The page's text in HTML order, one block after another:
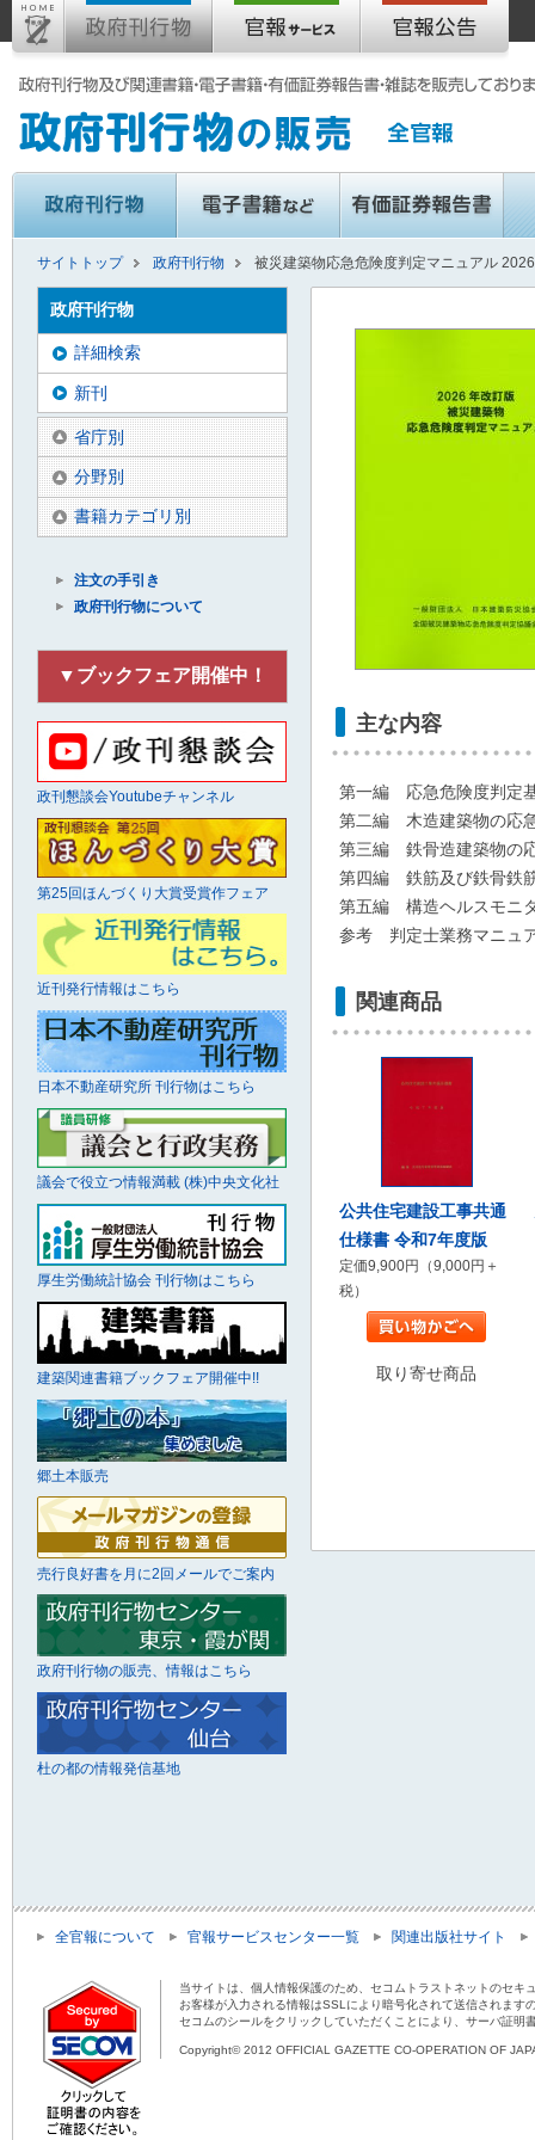
サイトトップ 政府刊行物 被災建築物応急危険度判定マニュアル
主な内容
第一編 応急危険度判定
第二編 木造建築物の応
第三編 鉄骨造建築物の
第四編 鉄筋及び鉄骨鉄
第五編 構造ヘルスモニ
参考 判定士業務マニュ
関連商品
公共住宅建設工事共通
仕様書 令和7年度版
定価9,900円（9,000円＋
税）
取り寄せ商品
政府刊行物
詳細検索
新刊
省庁別
分野別
書籍カテゴリ別
注文の手引き
政府刊行物について
▼ブックフェア開催中！
政刊懇談会Youtubeチャンネル
第25回ほんづくり大賞受賞作フェア
近刊発行情報はこちら
日本不動産研究所 刊行物はこちら
議会で役立つ情報満載 (株)中央文化社
厚生労働統計協会 刊行物はこちら
建築関連書籍ブックフェア開催中!!
郷土本販売
売行良好書を月に2回メールでご案内
政府刊行物の販売、情報はこちら
杜の都の情報発信基地
全官報について 官報サービスセンター一覧 関連出版社サイト
当サイトは、個人情報保護のため、セコムトラストネットのセキ
お客様が入力される情報はSSLにより暗号化されて送信されま
セコムのシールをクリックしていただくことにより、サーバ証明
Copyright© 2012 OFFICIAL GAZETTE CO-OPERATION OF